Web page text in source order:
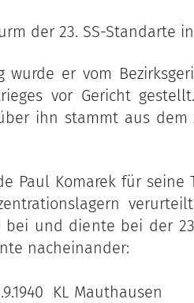
der 23. SS-Standarte
wurde er vom
vor Gericht
ihn stammt aus dem
Paul Komarek für seine
bei und diente bei der
nacheinander:
KL Mauthausen